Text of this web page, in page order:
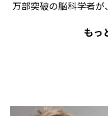
万部突破の脳科学者
もっ